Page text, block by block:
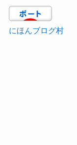
にほんブログ村